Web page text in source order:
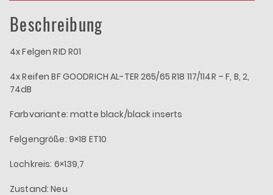
Menge
Beschreibung
4x Felgen RID R01
4x Reifen BF GOODRICH AL-TER 265/65 R18 117/114R – F, B, 2,
74dB
Farbvariante: matte black/black inserts
Felgengröße: 9×18 ET10
Lochkreis: 6×139,7
Zustand: Neu